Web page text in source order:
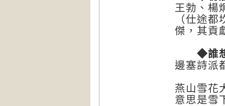
王勃、楊
（仕途
傑，其貢
◆誰想
邊塞詩派
燕山雪花
意思是雪